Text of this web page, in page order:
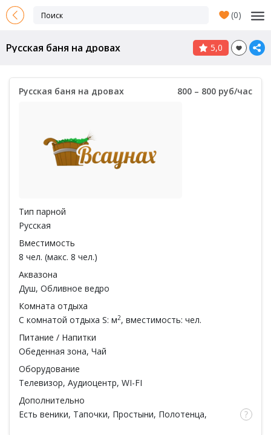
(0)
Русская баня на дровах 5,0
Русская баня на дровах 800 – 800 руб/час
Тип парной
Русская
Вместимость
8 чел. (макс. 8 чел.)
Аквазона
Душ, Обливное ведро
Комната отдыха
С комнатой отдыха S: м2, вместимость: чел.
Питание / Напитки
Обеденная зона, Чай
Оборудование
Телевизор, Аудиоцентр, WI-FI
Дополнительно
Есть веники, Тапочки, Простыни, Полотенца,